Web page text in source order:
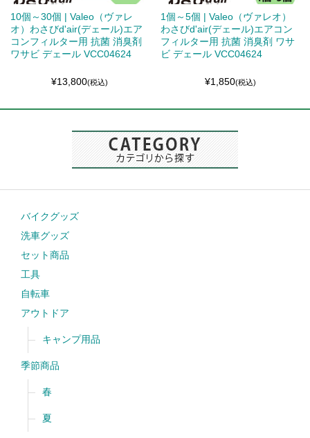
10個～30個 | Valeo（ヴァレ
オ）わさびd'air(デェール)エア
コンフィルター用 抗菌 消臭剤
ワサビ デェール VCC04624
¥13,800(税込)
1個～5個 | Valeo（ヴァレオ）
わさびd'air(デェール)エアコン
フィルター用 抗菌 消臭剤 ワサ
ビ デェール VCC04624
¥1,850(税込)
バイクグッズ
洗車グッズ
セット商品
工具
自転車
アウトドア
キャンプ用品
季節商品
春
夏